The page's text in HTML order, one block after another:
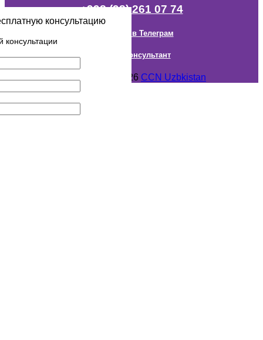
+998 (98) 261 07 74
Наш канал в Телеграм
Онлайн Консультант
Авторское право © 2018- 2026 CCN Uzbkistan
консультацию
консультации